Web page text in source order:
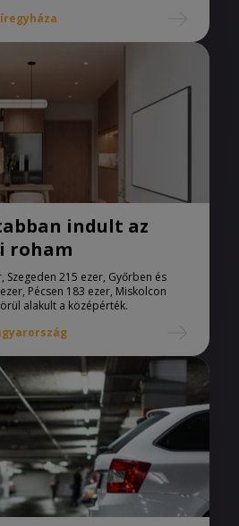
indult az
roham
Szegeden 215 ezer, Győrben és
Pécsen 183 ezer, Miskolcon
alakult a középérték.